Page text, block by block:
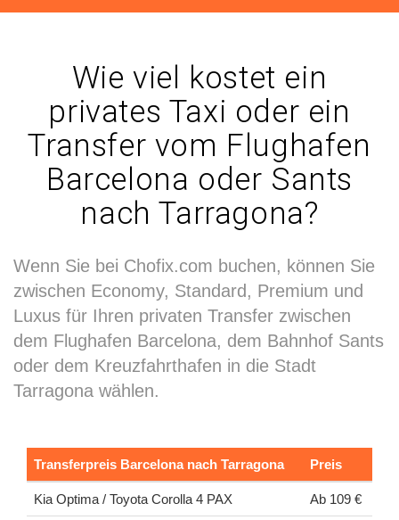
Wie viel kostet ein
privates Taxi oder ein
Transfer vom Flughafen
Barcelona oder Sants
nach Tarragona?
Wenn Sie bei Chofix.com buchen, können Sie
zwischen Economy, Standard, Premium und
Luxus für Ihren privaten Transfer zwischen
dem Flughafen Barcelona, dem Bahnhof Sants
oder dem Kreuzfahrthafen in die Stadt
Tarragona wählen.
Transferpreis Barcelona nach Tarragona Preis
Kia Optima / Toyota Corolla 4 PAX Ab 109 €